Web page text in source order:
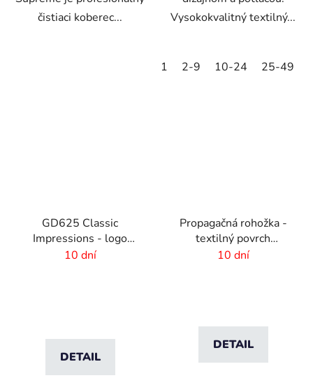
čistiaci koberec...
Vysokokvalitný textilný...
1 2-9 10-24 25-49
GD625 Classic
Impressions - logo
rohož s HD potlačou - 6
10 dní
DETAIL
Propagačná rohožka -
textilný povrch
-115x180 cm
10 dní
DETAIL